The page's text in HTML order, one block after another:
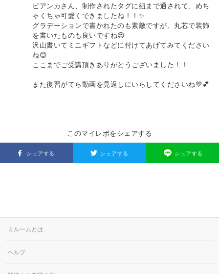
ビアンカさん、制作されたタグに紐まで通されて、めち
ゃくちゃ可愛くできましたね！！✨
グラデーションで書かれたのも素敵ですが、丸芯で装飾
を書いたものも良いですね😍
沢山書いてミニギフトなどに付けてあげてみてください
ね😊
ここまでご受講頂きありがとうございました！！
また復習がてら動画を見返しにいらしてくださいね💛💕
このマイレポをシェアする
シェアする シェアする シェアする
ミルームとは
ヘルプ